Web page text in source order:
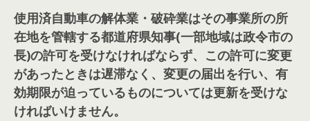
使用済自動車の解体業・破砕業はその事業所の所
在地を管轄する都道府県知事(一部地域は政令市の
長)の許可を受けなければならず、この許可に変更
があったときは遅滞なく、変更の届出を行い、有
効期限が迫っているものについては更新を受けな
ければいけません。